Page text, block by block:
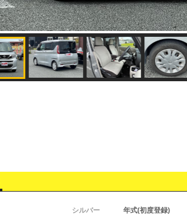
シルバー 年式(初度登録)